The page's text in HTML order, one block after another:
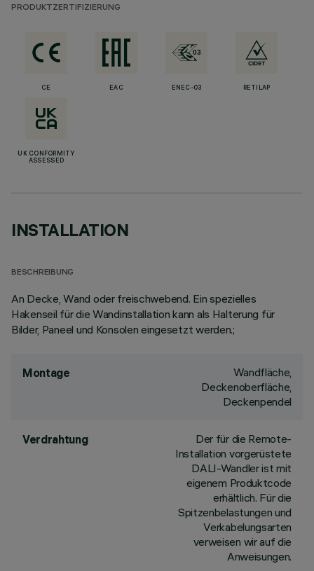
PRODUKTZERTIFIZIERUNG
CE EAC ENEC-03 RETILAP
UK CONFORMITY
ASSESSED
INSTALLATION
BESCHREIBUNG
An Decke, Wand oder freischwebend. Ein spezielles
Hakenseil für die Wandinstallation kann als Halterung für
Bilder, Paneel und Konsolen eingesetzt werden.;
Montage
Wandfläche,
Deckenoberfläche,
Deckenpendel
Verdrahtung
Der für die Remote-
Installation vorgerüstete
DALI-Wandler ist mit
eigenem Produktcode
erhältlich. Für die
Spitzenbelastungen und
Verkabelungsarten
verweisen wir auf die
Anweisungen.